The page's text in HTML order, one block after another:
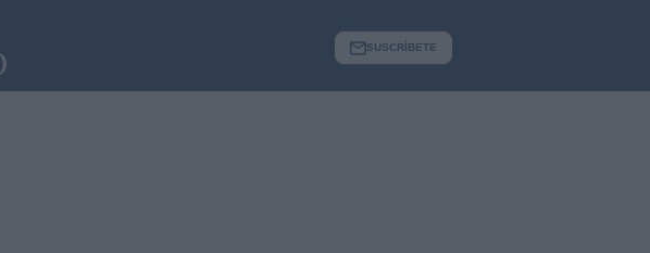
SUSCRÍBETE